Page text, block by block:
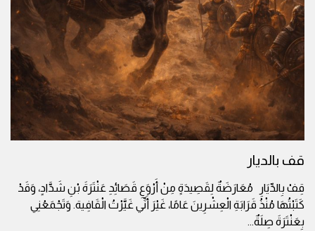
قف بالديار
قِفْ بِالدِّيَارِ مُعَارَضَةٌ لِقَصِيدَةٍ مِنْ أَرْوَعِ قَصَائِدِ عَنْتَرَةَ بْنِ شَدَّادٍ، وَقَدْ
كَتَبْتُهَا مُنْذُ قَرَابَةِ الْعِشْرِينَ عَامًا، غَيْرَ أَنِّي غَيَّرْتُ الْقَافِية. وَتَجْمَعُنِي
بِعَنْتَرَةَ صِلَةٌ...